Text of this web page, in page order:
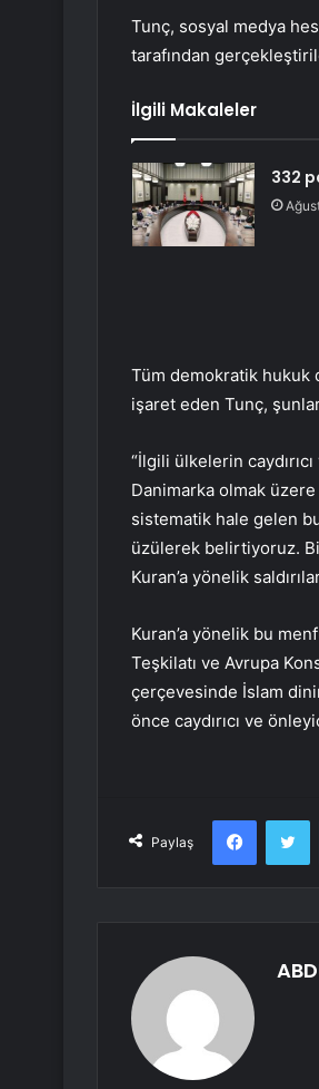
Tunç, sosyal medya
tarafından
İlgili Makaleler
332
Tüm demokratik hukuk
işaret eden Tunç,
“İlgili ülkelerin
Danimarka olmak
sistematik hale gelen
üzülerek belirtiyoruz.
Kuran’a yönelik
Kuran’a yönelik bu
Teşkilatı ve Avrupa
çerçevesinde İslam
önce caydırıcı ve
Paylaş